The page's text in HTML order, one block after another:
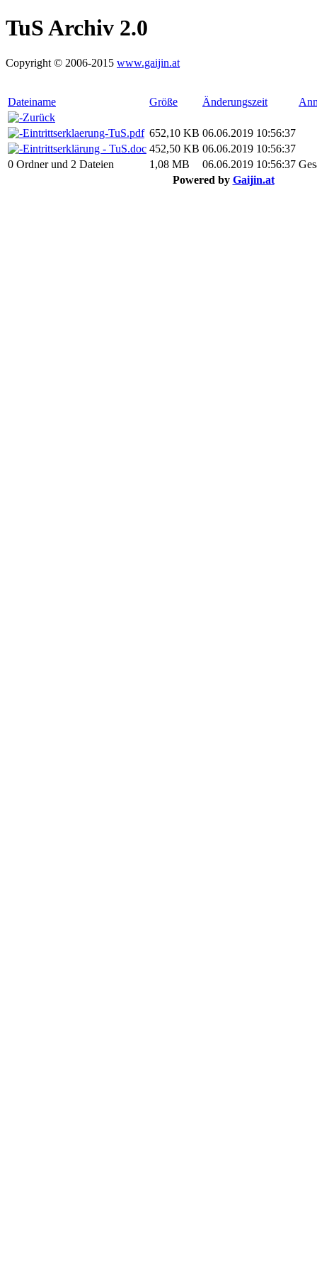
TuS Archiv 2.0
Copyright © 2006-2015 www.gaijin.at
Dateiname Größe Änderungszeit
Zurück
Eintrittserklaerung-TuS.pdf 652,10 KB 06.06.2019 10:56:37
Eintrittserklärung - TuS.doc 452,50 KB 06.06.2019 10:56:37
0 Ordner und 2 Dateien
1,08 MB 06.06.2019 10:56:37
Powered by Gaijin.at